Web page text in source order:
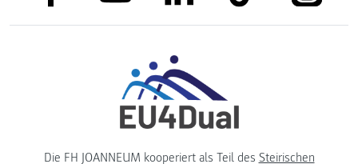
Die FH JOANNEUM kooperiert als Teil des Steirischen